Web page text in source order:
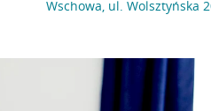
Wschowa, ul. Wolsztyńska